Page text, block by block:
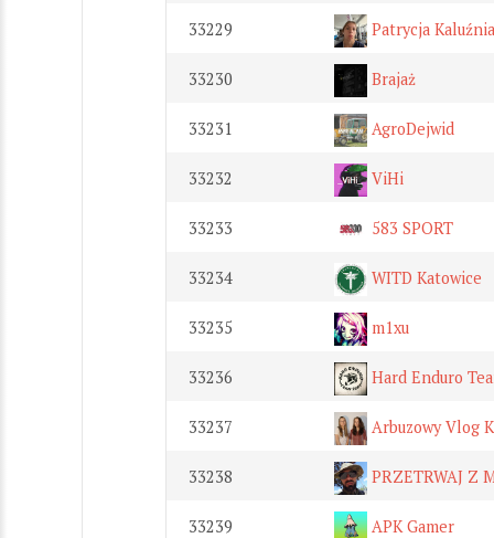
33229 Patrycja
33230 Brajaż
33231 AgroDejwid
33232 ViHi
33233 583 SPORT
33234 WITD Katowice
33235 m1xu
33236 Hard Enduro
33237 Arbuzowy Vlog
33238 PRZETRWAJ Z
33239 APK Gamer